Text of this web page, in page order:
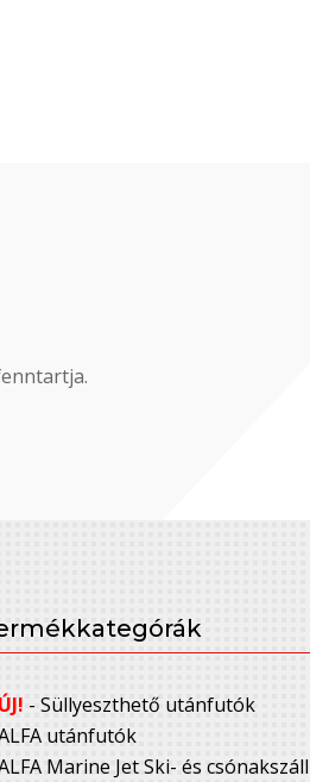
ÚJ! - Süllyeszthető utánfutók
utánfutók
Marine Jet Ski- és